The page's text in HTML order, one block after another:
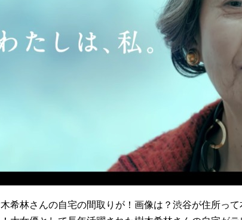
希林さんの自宅の間取りが！画像は？渋谷が住所っ